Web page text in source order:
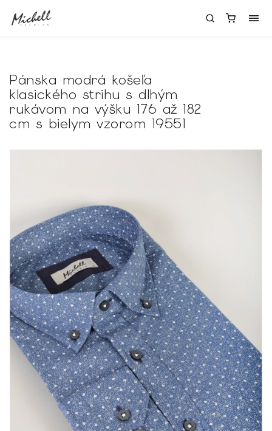
Pánska modrá košeľa
klasického strihu s dlhým
rukávom na výšku 176 až 182
cm s bielym vzorom 19551